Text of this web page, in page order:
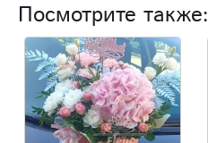
Посмотрите также:
Новинка